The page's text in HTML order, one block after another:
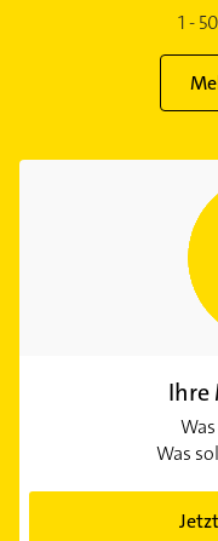
1-50
Ihre
Was